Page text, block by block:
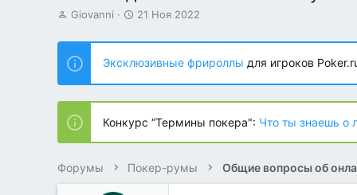
А
т
о
р
т
е
м
ы
Giovanni
Д
т
н
а
ч
л
а
21 Ноя 2022
Эксклюзивные фрироллы для игроков
Конкурс “Термины покера": Что ты знаешь о
Форумы Покер-румы Общие вопросы об